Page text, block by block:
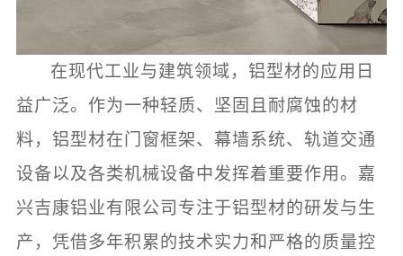
在现代工业与建筑领域，铝型材的应用日
益广泛。作为一种轻质、坚固且耐腐蚀的材
料，铝型材在门窗框架、幕墙系统、轨道交通
设备以及各类机械设备中发挥着重要作用。嘉
兴吉康铝业有限公司专注于铝型材的研发与生
产，凭借多年积累的技术实力和严格的质量控